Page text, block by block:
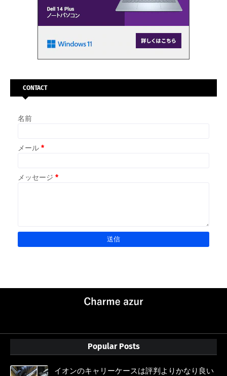
CONTACT
名前
メール *
メッセージ *
Popular Posts
イオンのキャリーケースは評判よりかなり良い